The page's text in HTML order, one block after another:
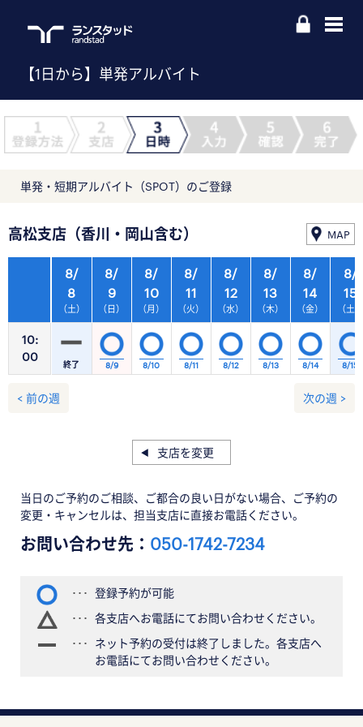
【1日から】単発アルバイト
単発・短期アルバイト（SPOT）のご登録
高松支店（香川・岡山含む） MAP
10:
00
8/
8
（土）
8/
9
（日）
8/
10
（月）
8/
11
（火）
8/
12
（水）
8/
13
（木）
8/
14
（金）
終了 8/9 8/10 8/11 8/12 8/13 8/14
8/
15
（土）
8/15
< 前の週 次の週 >
支店を変更
当日のご予約のご相談、ご都合の良い日がない場合、ご予約の
変更・キャンセルは、担当支店に直接お電話ください。
お問い合わせ先： 050-1742-7234
登録予約が可能
各支店へお電話にてお問い合わせください。
ネット予約の受付は終了しました。各支店へ
お電話にてお問い合わせください。